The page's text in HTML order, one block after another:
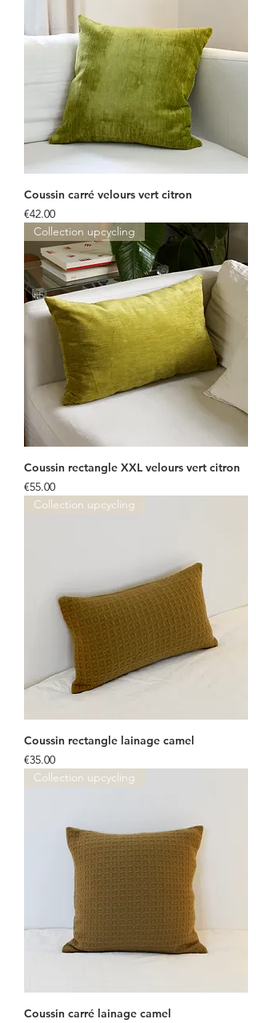
Coussin carré velours vert citron
Price
€42.00
Collection upcycling
Coussin rectangle XXL velours vert citron
Price
€55.00
Collection upcycling
Coussin rectangle lainage camel
Price
€35.00
Collection upcycling
Coussin carré lainage camel